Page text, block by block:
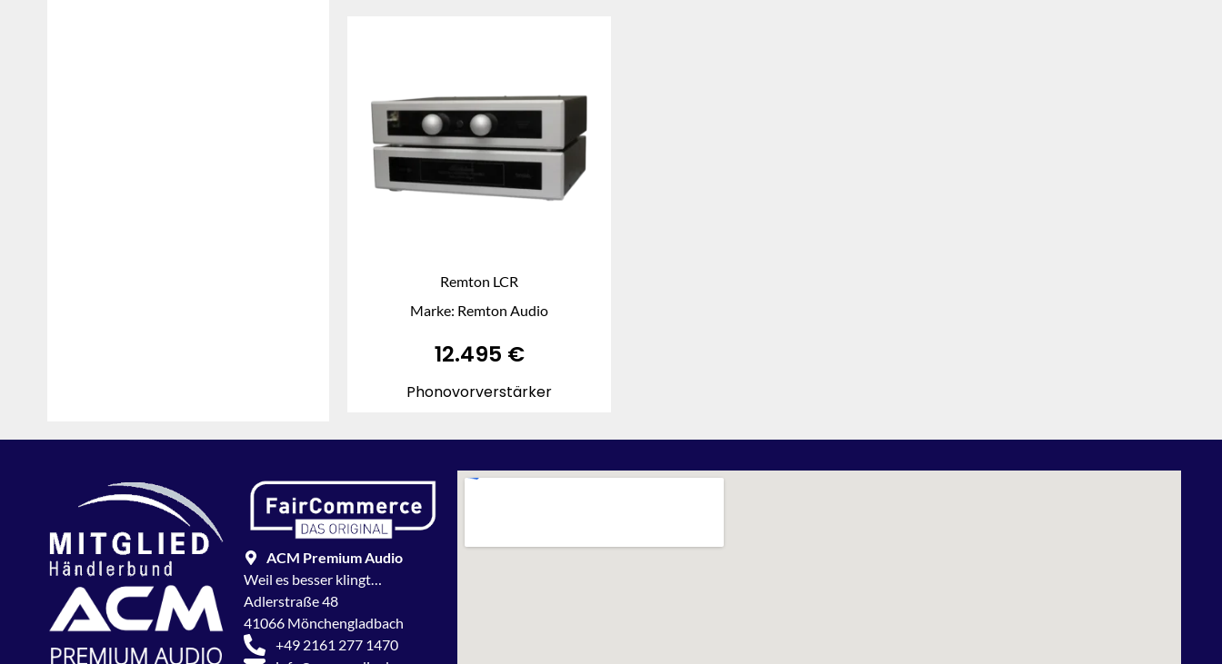
Phonovorverstärker
Remton LCR
Marke: Remton Audio
12.495 €
ACM Premium Audio
Weil es besser klingt…
Adlerstraße 48
41066 Mönchengladbach
+49 2161 277 1470